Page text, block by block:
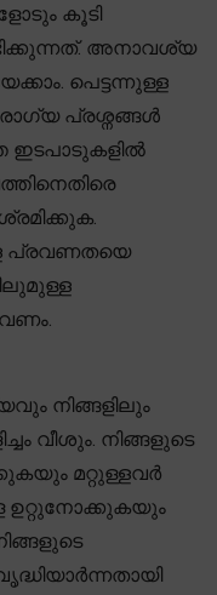
കൂടി
അനാവശ്യ
പെട്ടന്നുള്ള
പ്രശ്നങ്ങൾ
ഇടപാടുകളിൽ
പ്രവണതയെ
നിങ്ങളിലും
വീശും. നിങ്ങളുടെ
മറ്റുള്ളവർ
ഉറ്റുനോക്കുകയും